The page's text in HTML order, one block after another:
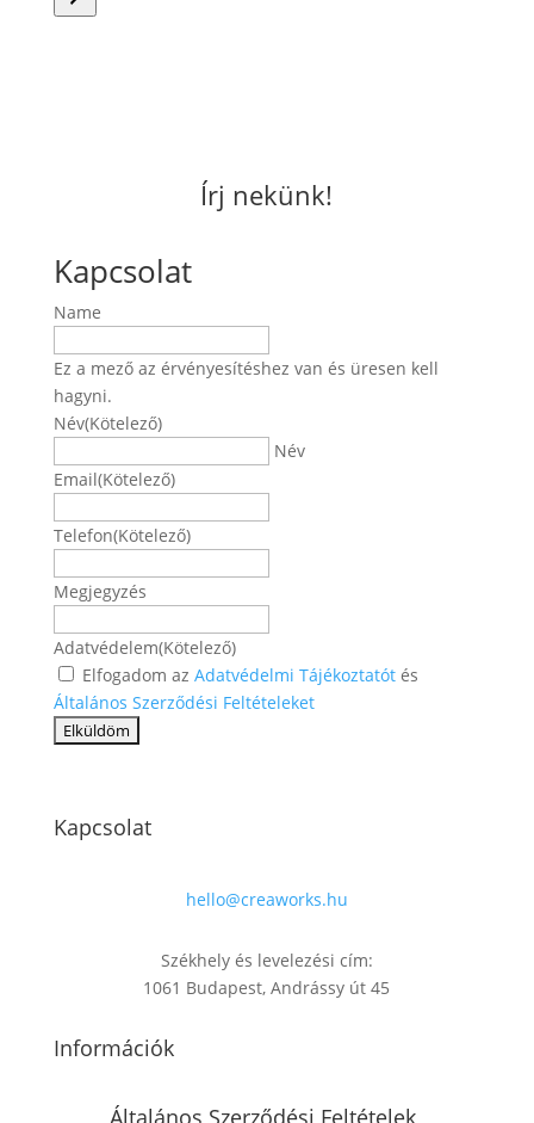
kategóriát
Írj nekünk!
Kapcsolat
Name
Ez a mező az érvényesítéshez van és üresen kell
hagyni.
Név(Kötelező)
Név
Email(Kötelező)
Telefon(Kötelező)
Megjegyzés
Adatvédelem(Kötelező)
Elfogadom az Adatvédelmi Tájékoztatótés
Általános Szerződési Feltételeket
Kapcsolat
hello@creaworks.hu
Székhely és levelezési cím:
1061 Budapest, Andrássy út 45
Információk
Általános Szerződési Feltételek